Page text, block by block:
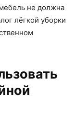
не должна
лёгкой уборки